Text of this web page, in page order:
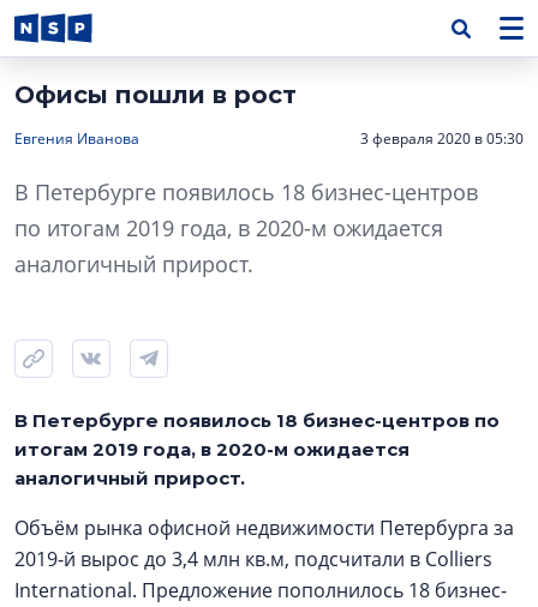
Офисы пошли в рост
Евгения Иванова 3 февраля 2020 в 05:30
В Петербурге появилось 18 бизнес-центров
по итогам 2019 года, в 2020-м ожидается
аналогичный прирост.
В Петербурге появилось 18 бизнес-центров по
итогам 2019 года, в 2020-м ожидается
аналогичный прирост.
Объём рынка офисной недвижимости Петербурга за
2019-й вырос до 3,4 млн кв.м, подсчитали в Colliers
International. Предложение пополнилось 18 бизнес-